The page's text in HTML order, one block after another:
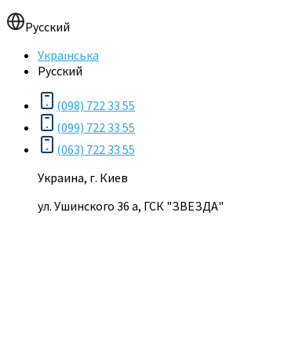
Русский
Українська
Русский
(098) 722 33 55
(099) 722 33 55
(063) 722 33 55
Украина, г. Киев
ул. Ушинского 36 а, ГСК "ЗВЕЗДА"